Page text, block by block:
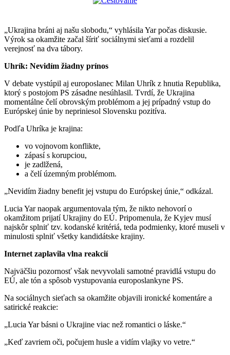
„Ukrajina bráni aj našu slobodu,“ vyhlásila Yar počas diskusie.
Výrok sa okamžite začal šíriť sociálnymi sieťami a rozdelil
verejnosť na dva tábory.
Uhrík: Nevidím žiadny prínos
V debate vystúpil aj europoslanec Milan Uhrík z hnutia Republika,
ktorý s postojom PS zásadne nesúhlasil. Tvrdí, že Ukrajina
momentálne čelí obrovským problémom a jej prípadný vstup do
Európskej únie by nepriniesol Slovensku pozitíva.
Podľa Uhríka je krajina:
vo vojnovom konflikte,
zápasí s korupciou,
je zadlžená,
a čelí územným problémom.
„Nevidím žiadny benefit jej vstupu do Európskej únie,“ odkázal.
Lucia Yar naopak argumentovala tým, že nikto nehovorí o
okamžitom prijatí Ukrajiny do EÚ. Pripomenula, že Kyjev musí
najskôr splniť tzv. kodanské kritériá, teda podmienky, ktoré museli v
minulosti splniť všetky kandidátske krajiny.
Internet zaplavila vlna reakcií
Najväčšiu pozornosť však nevyvolali samotné pravidlá vstupu do
EÚ, ale tón a spôsob vystupovania europoslankyne PS.
Na sociálnych sieťach sa okamžite objavili ironické komentáre a
satirické reakcie:
„Lucia Yar básni o Ukrajine viac než romantici o láske.“
„Keď zavriem oči, počujem husle a vidím vlajky vo vetre.“